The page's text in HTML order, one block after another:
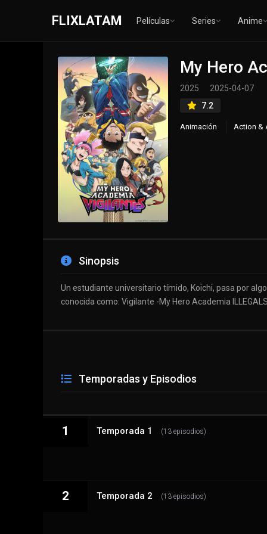
FLIXLATAM Películas Series Anime
My Hero
2025
2025-04-07
7.2
Animación Action &
Sinopsis
Un estudiante universitario tímido, Koichi, pasa por
conocida como: Vigilante -My Hero Academia
Temporadas y Episodios
1 Temporada 1 (13 episodios)
1 - 1 Aquí me tienen
2 Temporada 2 (13 episodios)